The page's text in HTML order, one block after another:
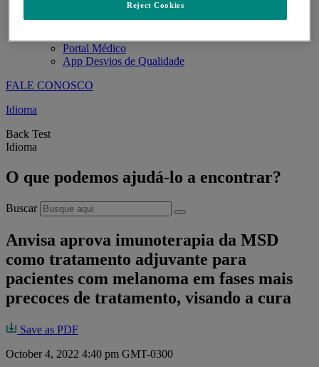
Manuais MSD
MSD Saúde Animal
Portal Médico
App Desvios de Qualidade
FALE CONOSCO
Idioma
Back Test
Idioma
O que podemos ajudá-lo a encontrar?
Buscar
Anvisa aprova imunoterapia da MSD
como tratamento adjuvante para
pacientes com melanoma em fases mais
precoces de tratamento, visando a cura
Save as PDF
October 4, 2022 4:40 pm GMT-0300
Reject Cookies